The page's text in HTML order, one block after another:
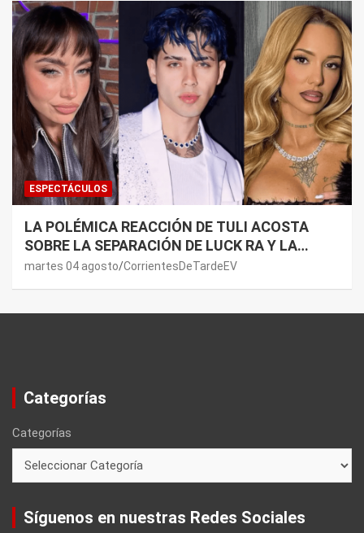
ESPECTÁCULOS
LA POLÉMICA REACCIÓN DE TULI ACOSTA
SOBRE LA SEPARACIÓN DE LUCK RA Y LA
JOAQUI: “¿MI VERDAD?”
martes 04 agosto CorrientesDeTardeEV
Categorías
Categorías
Síguenos en nuestras Redes Sociales